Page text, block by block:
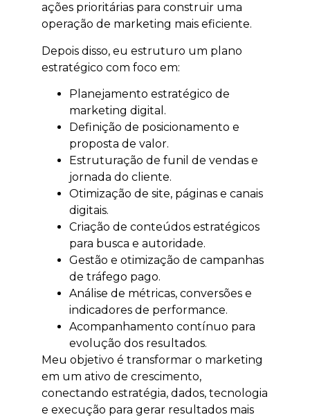
ações prioritárias para construir uma
operação de marketing mais eficiente.
Depois disso, eu estruturo um plano
estratégico com foco em:
Planejamento estratégico de
marketing digital.
Definição de posicionamento e
proposta de valor.
Estruturação de funil de vendas e
jornada do cliente.
Otimização de site, páginas e canais
digitais.
Criação de conteúdos estratégicos
para busca e autoridade.
Gestão e otimização de campanhas
de tráfego pago.
Análise de métricas, conversões e
indicadores de performance.
Acompanhamento contínuo para
evolução dos resultados.
Meu objetivo é transformar o marketing
em um ativo de crescimento,
conectando estratégia, dados, tecnologia
e execução para gerar resultados mais